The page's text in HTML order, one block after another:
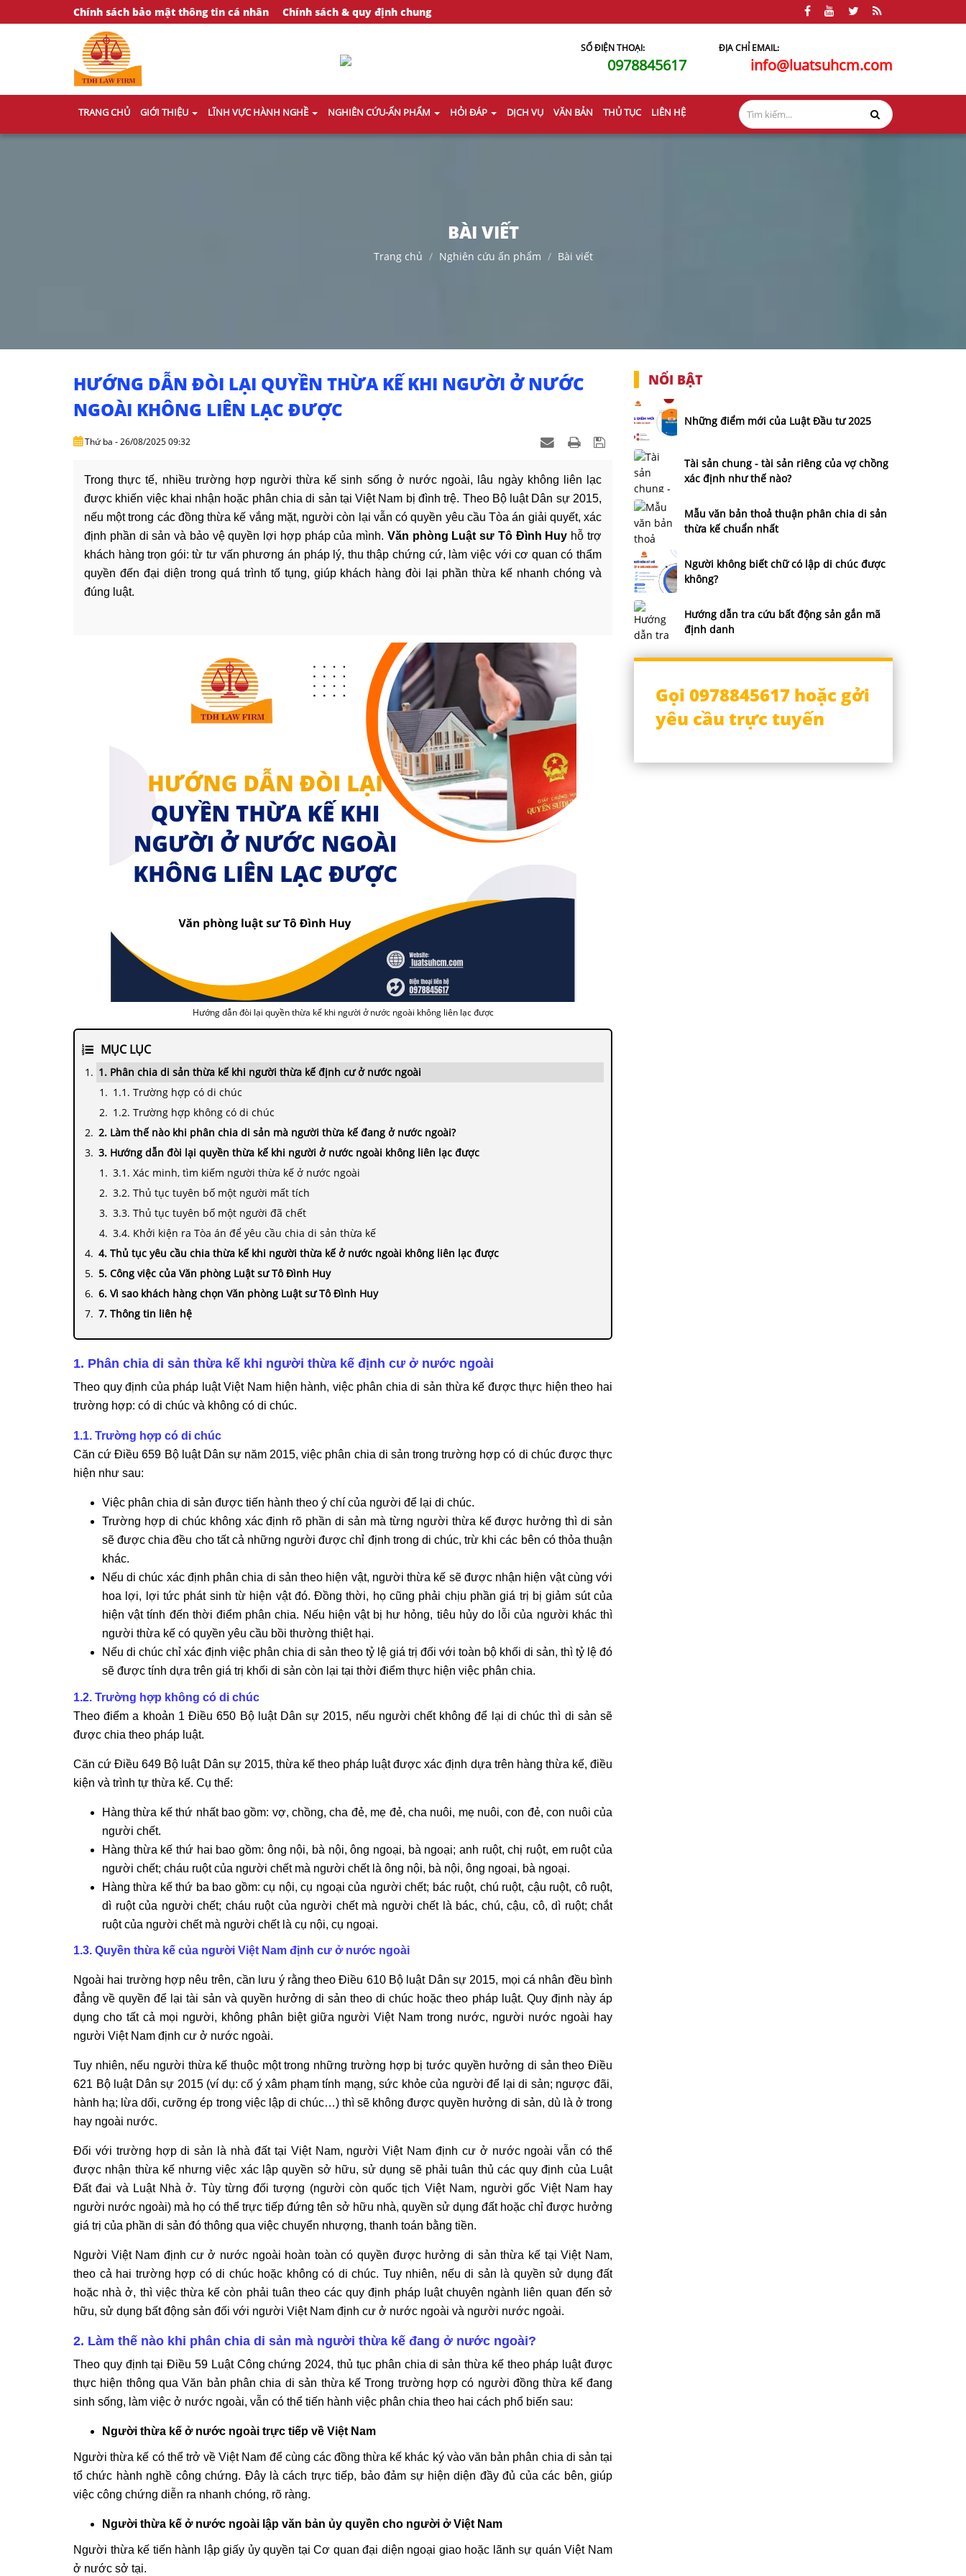
Chính sách bảo mật thông tin cá nhân Chính sách & quy định chung
SỐ ĐIỆN THOẠI:
0978845617
ĐỊA CHỈ EMAIL:
info@luatsuhcm.com
TRANG CHỦ GIỚI THIỆU LĨNH VỰC HÀNH NGHỀ NGHIÊN CỨU-ẤN PHẨM HỎI ĐÁP DỊCH VỤ VĂN BẢN THỦ TỤC LIÊN HỆ
BÀI VIẾT
Trang chủ Nghiên cứu ấn phẩm Bài viết
HƯỚNG DẪN ĐÒI LẠI QUYỀN THỪA KẾ KHI NGƯỜI Ở NƯỚC
NGOÀI KHÔNG LIÊN LẠC ĐƯỢC
Thứ ba - 26/08/2025 09:32
Trong thực tế, nhiều trường hợp người thừa kế sinh sống ở nước ngoài, lâu ngày không liên lạc
được khiến việc khai nhận hoặc phân chia di sản tại Việt Nam bị đình trệ. Theo Bộ luật Dân sự 2015,
nếu một trong các đồng thừa kế vắng mặt, người còn lại vẫn có quyền yêu cầu Tòa án giải quyết, xác
định phần di sản và bảo vệ quyền lợi hợp pháp của mình. Văn phòng Luật sư Tô Đình Huy hỗ trợ
khách hàng trọn gói: từ tư vấn phương án pháp lý, thu thập chứng cứ, làm việc với cơ quan có thẩm
quyền đến đại diện trong quá trình tố tụng, giúp khách hàng đòi lại phần thừa kế nhanh chóng và
đúng luật.
Hướng dẫn đòi lại quyền thừa kế khi người ở nước ngoài không liên lạc được
MỤC LỤC
1. Phân chia di sản thừa kế khi người thừa kế định cư ở nước ngoài
1.1. Trường hợp có di chúc
1.2. Trường hợp không có di chúc
2. Làm thế nào khi phân chia di sản mà người thừa kế đang ở nước ngoài?
3. Hướng dẫn đòi lại quyền thừa kế khi người ở nước ngoài không liên lạc được
3.1. Xác minh, tìm kiếm người thừa kế ở nước ngoài
3.2. Thủ tục tuyên bố một người mất tích
3.3. Thủ tục tuyên bố một người đã chết
3.4. Khởi kiện ra Tòa án để yêu cầu chia di sản thừa kế
4. Thủ tục yêu cầu chia thừa kế khi người thừa kế ở nước ngoài không liên lạc được
5. Công việc của Văn phòng Luật sư Tô Đình Huy
6. Vì sao khách hàng chọn Văn phòng Luật sư Tô Đình Huy
7. Thông tin liên hệ
1. Phân chia di sản thừa kế khi người thừa kế định cư ở nước ngoài
Theo quy định của pháp luật Việt Nam hiện hành, việc phân chia di sản thừa kế được thực hiện theo hai
trường hợp: có di chúc và không có di chúc.
1.1. Trường hợp có di chúc
Căn cứ Điều 659 Bộ luật Dân sự năm 2015, việc phân chia di sản trong trường hợp có di chúc được thực
hiện như sau:
Việc phân chia di sản được tiến hành theo ý chí của người để lại di chúc.
Trường hợp di chúc không xác định rõ phần di sản mà từng người thừa kế được hưởng thì di sản
sẽ được chia đều cho tất cả những người được chỉ định trong di chúc, trừ khi các bên có thỏa thuận
khác.
Nếu di chúc xác định phân chia di sản theo hiện vật, người thừa kế sẽ được nhận hiện vật cùng với
hoa lợi, lợi tức phát sinh từ hiện vật đó. Đồng thời, họ cũng phải chịu phần giá trị bị giảm sút của
hiện vật tính đến thời điểm phân chia. Nếu hiện vật bị hư hỏng, tiêu hủy do lỗi của người khác thì
người thừa kế có quyền yêu cầu bồi thường thiệt hại.
Nếu di chúc chỉ xác định việc phân chia di sản theo tỷ lệ giá trị đối với toàn bộ khối di sản, thì tỷ lệ đó
sẽ được tính dựa trên giá trị khối di sản còn lại tại thời điểm thực hiện việc phân chia.
1.2. Trường hợp không có di chúc
Theo điểm a khoản 1 Điều 650 Bộ luật Dân sự 2015, nếu người chết không để lại di chúc thì di sản sẽ
được chia theo pháp luật.
Căn cứ Điều 649 Bộ luật Dân sự 2015, thừa kế theo pháp luật được xác định dựa trên hàng thừa kế, điều
kiện và trình tự thừa kế. Cụ thể:
Hàng thừa kế thứ nhất bao gồm: vợ, chồng, cha đẻ, mẹ đẻ, cha nuôi, mẹ nuôi, con đẻ, con nuôi của
người chết.
Hàng thừa kế thứ hai bao gồm: ông nội, bà nội, ông ngoại, bà ngoại; anh ruột, chị ruột, em ruột của
người chết; cháu ruột của người chết mà người chết là ông nội, bà nội, ông ngoại, bà ngoại.
Hàng thừa kế thứ ba bao gồm: cụ nội, cụ ngoại của người chết; bác ruột, chú ruột, cậu ruột, cô ruột,
dì ruột của người chết; cháu ruột của người chết mà người chết là bác, chú, cậu, cô, dì ruột; chắt
ruột của người chết mà người chết là cụ nội, cụ ngoại.
1.3. Quyền thừa kế của người Việt Nam định cư ở nước ngoài
Ngoài hai trường hợp nêu trên, cần lưu ý rằng theo Điều 610 Bộ luật Dân sự 2015, mọi cá nhân đều bình
đẳng về quyền để lại tài sản và quyền hưởng di sản theo di chúc hoặc theo pháp luật. Quy định này áp
dụng cho tất cả mọi người, không phân biệt giữa người Việt Nam trong nước, người nước ngoài hay
người Việt Nam định cư ở nước ngoài.
Tuy nhiên, nếu người thừa kế thuộc một trong những trường hợp bị tước quyền hưởng di sản theo Điều
621 Bộ luật Dân sự 2015 (ví dụ: cố ý xâm phạm tính mạng, sức khỏe của người để lại di sản; ngược đãi,
hành hạ; lừa dối, cưỡng ép trong việc lập di chúc…) thì sẽ không được quyền hưởng di sản, dù là ở trong
hay ngoài nước.
Đối với trường hợp di sản là nhà đất tại Việt Nam, người Việt Nam định cư ở nước ngoài vẫn có thể
được nhận thừa kế nhưng việc xác lập quyền sở hữu, sử dụng sẽ phải tuân thủ các quy định của Luật
Đất đai và Luật Nhà ở. Tùy từng đối tượng (người còn quốc tịch Việt Nam, người gốc Việt Nam hay
người nước ngoài) mà họ có thể trực tiếp đứng tên sở hữu nhà, quyền sử dụng đất hoặc chỉ được hưởng
giá trị của phần di sản đó thông qua việc chuyển nhượng, thanh toán bằng tiền.
Người Việt Nam định cư ở nước ngoài hoàn toàn có quyền được hưởng di sản thừa kế tại Việt Nam,
theo cả hai trường hợp có di chúc hoặc không có di chúc. Tuy nhiên, nếu di sản là quyền sử dụng đất
hoặc nhà ở, thì việc thừa kế còn phải tuân theo các quy định pháp luật chuyên ngành liên quan đến sở
hữu, sử dụng bất động sản đối với người Việt Nam định cư ở nước ngoài và người nước ngoài.
2. Làm thế nào khi phân chia di sản mà người thừa kế đang ở nước ngoài?
Theo quy định tại Điều 59 Luật Công chứng 2024, thủ tục phân chia di sản thừa kế theo pháp luật được
thực hiện thông qua Văn bản phân chia di sản thừa kế Trong trường hợp có người đồng thừa kế đang
sinh sống, làm việc ở nước ngoài, vẫn có thể tiến hành việc phân chia theo hai cách phổ biến sau:
Người thừa kế ở nước ngoài trực tiếp về Việt Nam
Người thừa kế có thể trở về Việt Nam để cùng các đồng thừa kế khác ký vào văn bản phân chia di sản tại
tổ chức hành nghề công chứng. Đây là cách trực tiếp, bảo đảm sự hiện diện đầy đủ của các bên, giúp
việc công chứng diễn ra nhanh chóng, rõ ràng.
Người thừa kế ở nước ngoài lập văn bản ủy quyền cho người ở Việt Nam
Người thừa kế tiến hành lập giấy ủy quyền tại Cơ quan đại diện ngoại giao hoặc lãnh sự quán Việt Nam
ở nước sở tại.
NỔI BẬT
Những điểm mới của Luật Đầu tư 2025
Tài sản chung - tài sản riêng của vợ chồng
xác định như thế nào?
Mẫu văn bản thoả thuận phân chia di sản
thừa kế chuẩn nhất
Người không biết chữ có lập di chúc được
không?
Hướng dẫn tra cứu bất động sản gắn mã
định danh
Gọi 0978845617 hoặc gởi
yêu cầu trực tuyến